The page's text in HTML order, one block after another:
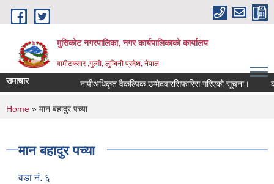
Skip to main content
मुसिकोट नगरपालिका, नगर कार्यपालिकाकाे कार्यालय
वामीटक्सार ,गुल्मी, लुम्बिनी प्रदेश, नेपाल
समाचार नापीअधिकृत वैकल्पिक उम्मेदवारसिफारिस गरिएको सूचना।
You are here
Home » मान बहादुर पच्या
मान बहादुर पच्या
वडा नं. ६